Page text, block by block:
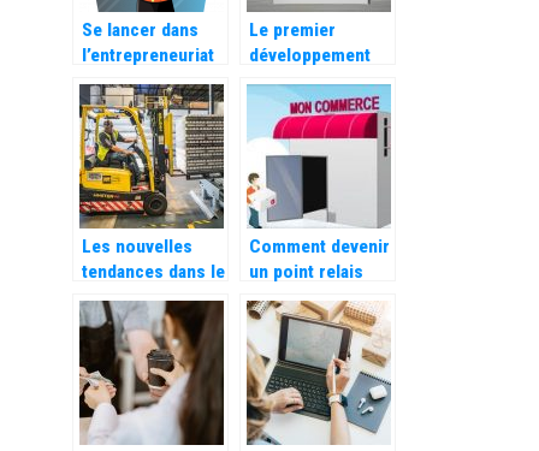
Se lancer dans
l’entrepreneuriat
pour gagner sa
vie
Le premier
développement
est de faire
fonctionner
correctement ce
qui existe déjà
Les nouvelles
tendances dans le
stockage et
l’aménagement
professionnel
Comment devenir
un point relais
Vinted ?